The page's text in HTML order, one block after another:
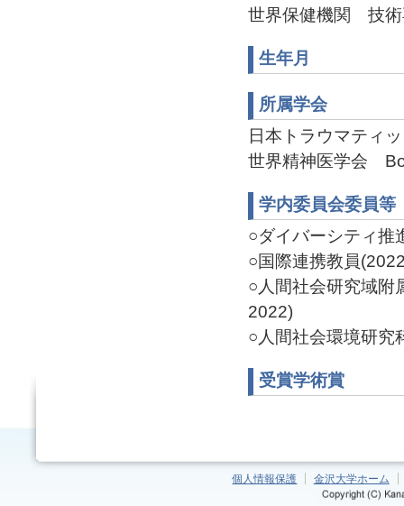
世界保健機関 技術
生年月
所属学会
日本トラウマティ
世界精神医学会
学内委員会委員等
○ダイバーシティ推
○国際連携教員
○人間社会研究域附
2022)
○人間社会環境研
受賞学術賞
個人情報保護 金沢大学ホーム